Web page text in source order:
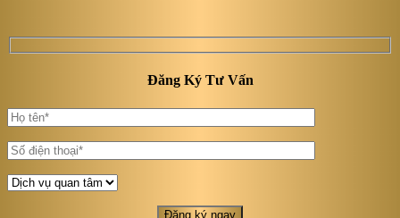
Đăng Ký Tư Vấn